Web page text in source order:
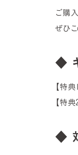
ご購
ぜひ
◆
【特
【特
◆